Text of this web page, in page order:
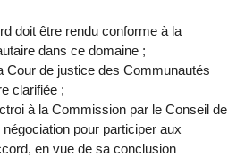
doit être rendu conforme à la
dans ce domaine ;
Cour de justice des Communautés
clarifiée ;
à la Commission par le Conseil de
négociation pour participer aux
en vue de sa conclusion